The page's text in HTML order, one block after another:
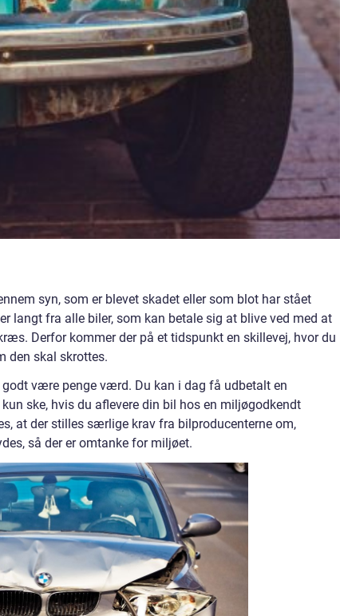
syn, som er blevet skadet eller som blot har stået
langt fra alle biler, som kan betale sig at blive ved med at
Derfor kommer der på et tidspunkt en skillevej, hvor du
den skal skrottes.
være penge værd. Du kan i dag få udbetalt en
ske, hvis du aflevere din bil hos en miljøgodkendt
at der stilles særlige krav fra bilproducenterne om,
så der er omtanke for miljøet.